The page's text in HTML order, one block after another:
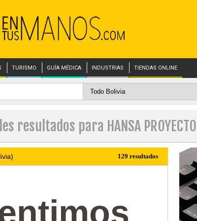
TURISMO GUÍA MÉDICA INDUSTRIAS TIENDAS ONLINE
resultados para HANSA
129 resultados